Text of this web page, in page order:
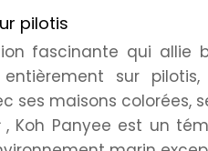
pilotis
fascinante qui allie
entièrement sur
ses maisons colorées,
, Koh Panyee est un